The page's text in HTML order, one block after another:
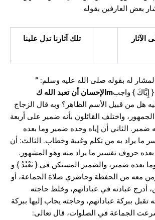
تلك آثارنا تدل علينا الآثار
له بقوله صلى الله عليه وسلم: ”
الإحسان أن تعبد الله ك mإِيَّاكَ } واجب
هل من قبيل الأسم الظاهر؟ وبه قال الزجاج
واختلف القائلون بأنه ضمير على أربعة
ضمير. الثاني أن إياه وحده ضمير وما بعده
ما يراد به من تكلم وغيبة وخطاب. الثالث: أن
بعده حروف تفسير ما يراد منه وهو المشهور.
وما بعده ضمير، والضمير المستكن في { نَعْبُدُ } و
معه من الحفظة وحاضري صلاة الجماعة، أو
أدرج عبادته في عباداتهم، وخلط حاجته
تقبل ببركة عباداتهم، وحاجته يجاب إليها ببركة
الجماعة في الصلوات، قال تعالى: